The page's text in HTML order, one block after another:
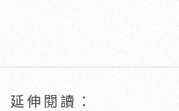
延伸閱讀：